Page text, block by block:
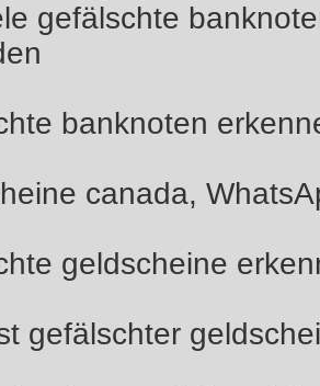
gefälschte
banknoten
canada,
geldscheine
gefälschter